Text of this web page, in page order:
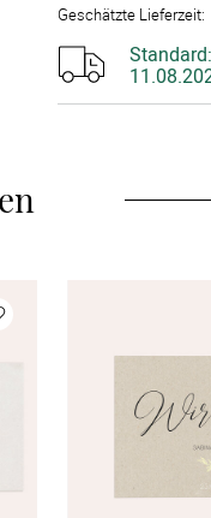
25 Stück
30 Stück
55 Stück
70 Stück
Geschätzte Lieferzeit:
Standard: